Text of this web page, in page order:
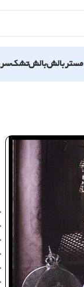
مستربالشبالشتشک